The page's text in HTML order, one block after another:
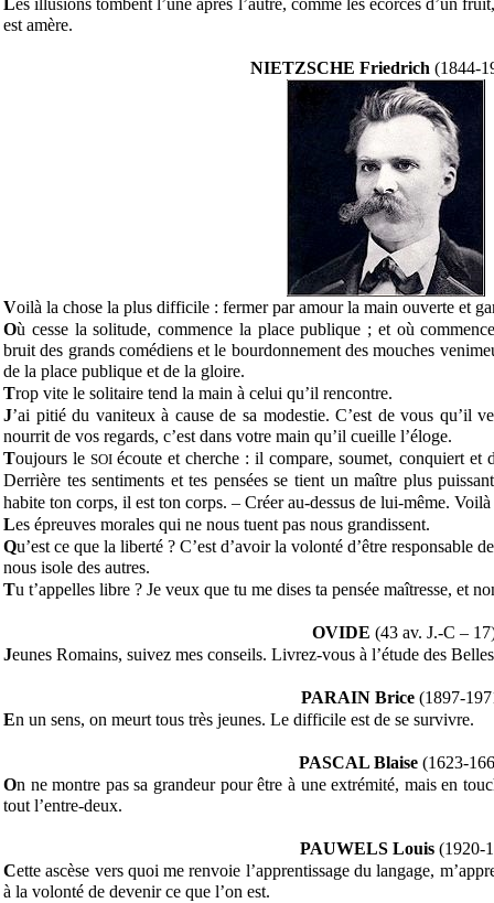
Les illusions tombent l’une après l’autre, comme les écorces d’un
est amère.
NIETZSCHE Friedrich (1844-
Voilà la chose la plus difficile : fermer par amour la main ouverte et
Où cesse la solitude, commence la place publique ; et où
bruit des grands comédiens et le bourdonnement des mouches
de la place publique et de la gloire.
Trop vite le solitaire tend la main à celui qu’il rencontre.
J’ai pitié du vaniteux à cause de sa modestie. C’est de vous qu’il
nourrit de vos regards, c’est dans votre main qu’il cueille l’éloge.
Toujours leSOIécoute et cherche : il compare, soumet, conquiert
Derrière tes sentiments et tes pensées se tient un maître plus
habite ton corps, il est ton corps. – Créer au-dessus de lui-même.
Les épreuves morales qui ne nous tuent pas nous grandissent.
Qu’est ce que la liberté ? C’est d’avoir la volonté d’être responsable
nous isole des autres.
Tu t’appelles libre ? Je veux que tu me dises ta pensée maîtresse, et
OVIDE (43 av. J.-C –
Jeunes Romains, suivez mes conseils. Livrez-vous à l’étude des
PARAIN Brice (1897-
En un sens, on meurt tous très jeunes. Le difficile est de se survivre.
PASCAL Blaise (1623-
On ne montre pas sa grandeur pour être à une extrémité, mais en
tout l’entre-deux.
PAUWELS Louis(1920-
Cette ascèse vers quoi me renvoie l’apprentissage du langage,
à la volonté de devenir ce que l’on est.